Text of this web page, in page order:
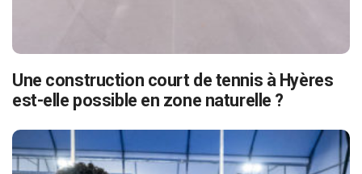
Une construction court de tennis à Hyères
est-elle possible en zone naturelle ?